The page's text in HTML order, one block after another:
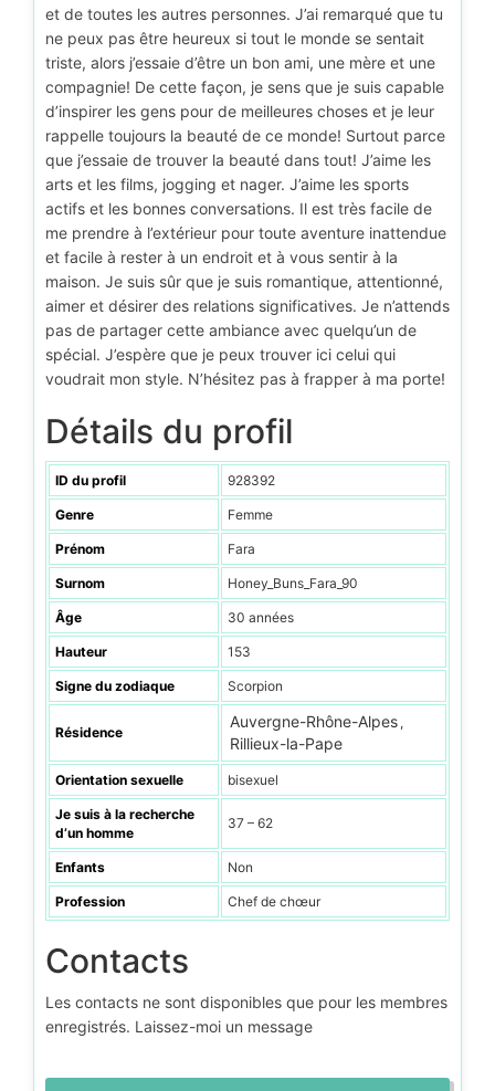
et de toutes les autres personnes. J’ai remarqué que tu
ne peux pas être heureux si tout le monde se sentait
triste, alors j’essaie d’être un bon ami, une mère et une
compagnie! De cette façon, je sens que je suis capable
d’inspirer les gens pour de meilleures choses et je leur
rappelle toujours la beauté de ce monde! Surtout parce
que j’essaie de trouver la beauté dans tout! J’aime les
arts et les films, jogging et nager. J’aime les sports
actifs et les bonnes conversations. Il est très facile de
me prendre à l’extérieur pour toute aventure inattendue
et facile à rester à un endroit et à vous sentir à la
maison. Je suis sûr que je suis romantique, attentionné,
aimer et désirer des relations significatives. Je n’attends
pas de partager cette ambiance avec quelqu’un de
spécial. J’espère que je peux trouver ici celui qui
voudrait mon style. N’hésitez pas à frapper à ma porte!
Détails du profil
ID du profil 928392
Genre Femme
Prénom Fara
Surnom Honey_Buns_Fara_90
Âge 30 années
Hauteur 153
Signe du zodiaque Scorpion
Résidence
Auvergne-Rhône-Alpes ,
Rillieux-la-Pape
Orientation sexuelle bisexuel
Je suis à la recherche
d’un homme
37 – 62
Enfants Non
Profession Chef de chœur
Contacts
Les contacts ne sont disponibles que pour les membres
enregistrés. Laissez-moi un message